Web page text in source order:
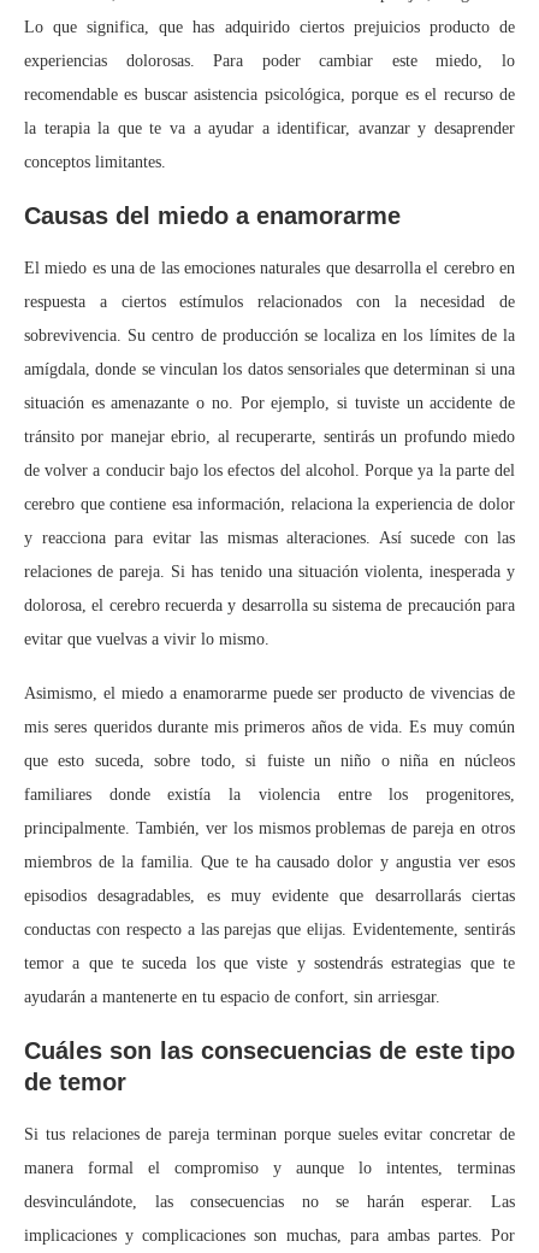
Lo que significa, que has adquirido ciertos prejuicios producto de
experiencias dolorosas. Para poder cambiar este miedo, lo
recomendable es buscar asistencia psicológica, porque es el recurso de
la terapia la que te va a ayudar a identificar, avanzar y desaprender
conceptos limitantes.
Causas del miedo a enamorarme
El miedo es una de las emociones naturales que desarrolla el cerebro en
respuesta a ciertos estímulos relacionados con la necesidad de
sobrevivencia. Su centro de producción se localiza en los límites de la
amígdala, donde se vinculan los datos sensoriales que determinan si una
situación es amenazante o no. Por ejemplo, si tuviste un accidente de
tránsito por manejar ebrio, al recuperarte, sentirás un profundo miedo
de volver a conducir bajo los efectos del alcohol. Porque ya la parte del
cerebro que contiene esa información, relaciona la experiencia de dolor
y reacciona para evitar las mismas alteraciones. Así sucede con las
relaciones de pareja. Si has tenido una situación violenta, inesperada y
dolorosa, el cerebro recuerda y desarrolla su sistema de precaución para
evitar que vuelvas a vivir lo mismo.
Asimismo, el miedo a enamorarme puede ser producto de vivencias de
mis seres queridos durante mis primeros años de vida. Es muy común
que esto suceda, sobre todo, si fuiste un niño o niña en núcleos
familiares donde existía la violencia entre los progenitores,
principalmente. También, ver los mismos problemas de pareja en otros
miembros de la familia. Que te ha causado dolor y angustia ver esos
episodios desagradables, es muy evidente que desarrollarás ciertas
conductas con respecto a las parejas que elijas. Evidentemente, sentirás
temor a que te suceda los que viste y sostendrás estrategias que te
ayudarán a mantenerte en tu espacio de confort, sin arriesgar.
Cuáles son las consecuencias de este tipo
de temor
Si tus relaciones de pareja terminan porque sueles evitar concretar de
manera formal el compromiso y aunque lo intentes, terminas
desvinculándote, las consecuencias no se harán esperar. Las
implicaciones y complicaciones son muchas, para ambas partes. Por